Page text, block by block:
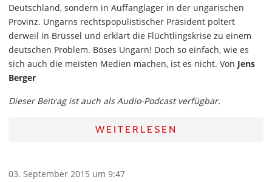
Deutschland, sondern in Auffanglager in der ungarischen
Provinz. Ungarns rechtspopulistischer Präsident poltert
derweil in Brüssel und erklärt die Flüchtlingskrise zu einem
deutschen Problem. Böses Ungarn! Doch so einfach, wie es
sich auch die meisten Medien machen, ist es nicht. Von Jens
Berger
Dieser Beitrag ist auch als Audio-Podcast verfügbar.
WEITERLESEN
03. September 2015 um 9:47